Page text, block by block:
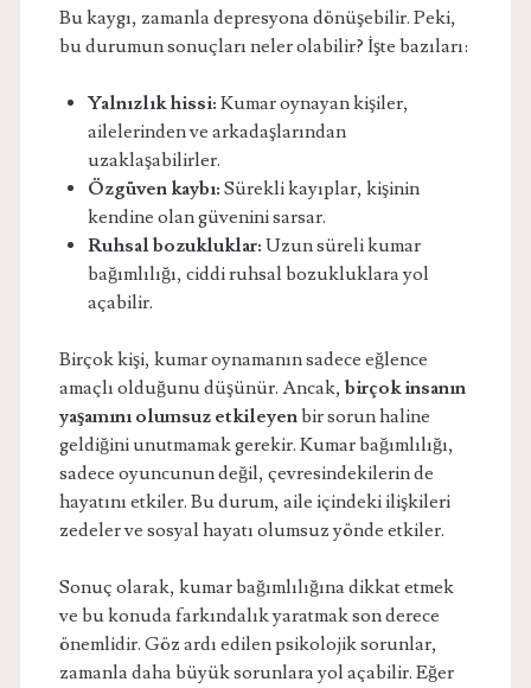
Bu kaygı, zamanla depresyona dönüşebilir. Peki,
bu durumun sonuçları neler olabilir? İşte bazıları:
Yalnızlık hissi: Kumar oynayan kişiler,
ailelerinden ve arkadaşlarından
uzaklaşabilirler.
Özgüven kaybı: Sürekli kayıplar, kişinin
kendine olan güvenini sarsar.
Ruhsal bozukluklar: Uzun süreli kumar
bağımlılığı, ciddi ruhsal bozukluklara yol
açabilir.
Birçok kişi, kumar oynamanın sadece eğlence
amaçlı olduğunu düşünür. Ancak, birçok insanın
yaşamını olumsuz etkileyenbir sorun haline
geldiğini unutmamak gerekir. Kumar bağımlılığı,
sadece oyuncunun değil, çevresindekilerin de
hayatını etkiler. Bu durum, aile içindeki ilişkileri
zedeler ve sosyal hayatı olumsuz yönde etkiler.
Sonuç olarak, kumar bağımlılığına dikkat etmek
ve bu konuda farkındalık yaratmak son derece
önemlidir. Göz ardı edilen psikolojik sorunlar,
zamanla daha büyük sorunlara yol açabilir. Eğer